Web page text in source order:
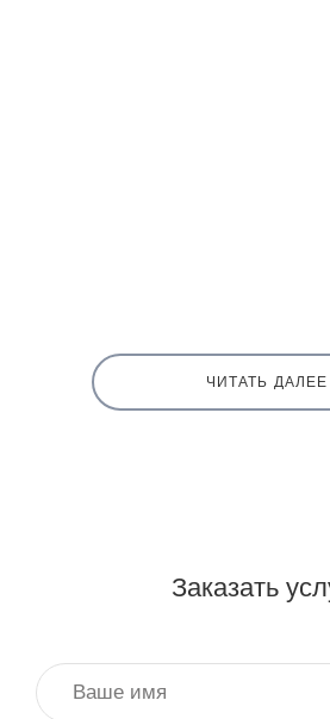
ЧИТАТЬ ДАЛЕЕ
Заказать